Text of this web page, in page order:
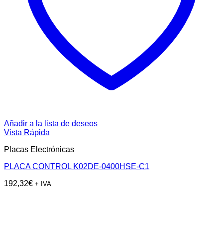
Añadir a la lista de deseos
Vista Rápida
Placas Electrónicas
PLACA CONTROL K02DE-0400HSE-C1
192,32€ + IVA